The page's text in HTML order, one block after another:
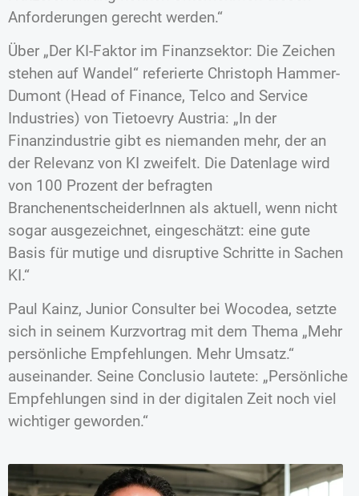
Anforderungen gerecht werden.“
Über „Der KI-Faktor im Finanzsektor: Die Zeichen
stehen auf Wandel“ referierte Christoph Hammer-
Dumont (Head of Finance, Telco and Service
Industries) von Tietoevry Austria: „In der
Finanzindustrie gibt es niemanden mehr, der an
der Relevanz von KI zweifelt. Die Datenlage wird
von 100 Prozent der befragten
BranchenentscheiderInnen als aktuell, wenn nicht
sogar ausgezeichnet, eingeschätzt: eine gute
Basis für mutige und disruptive Schritte in Sachen
KI.“
Paul Kainz, Junior Consulter bei Wocodea, setzte
sich in seinem Kurzvortrag mit dem Thema „Mehr
persönliche Empfehlungen. Mehr Umsatz.“
auseinander. Seine Conclusio lautete: „Persönliche
Empfehlungen sind in der digitalen Zeit noch viel
wichtiger geworden.“